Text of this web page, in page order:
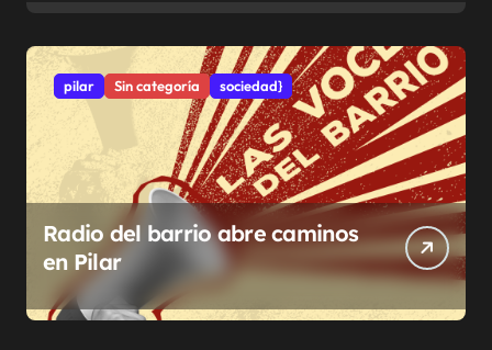
pilar Sin categoría sociedad}
Radio del barrio abre caminos
en Pilar